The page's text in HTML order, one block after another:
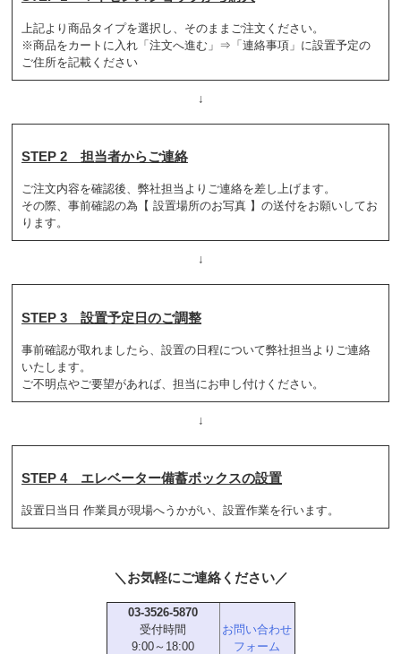
上記より商品タイプを選択し、そのままご注文ください。
※商品をカートに入れ「注文へ進む」⇒「連絡事項」に設置予定の
ご住所を記載ください
↓
STEP 2 担当者からご連絡
ご注文内容を確認後、弊社担当よりご連絡を差し上げます。
その際、事前確認の為【 設置場所のお写真 】の送付をお願いしてお
ります。
↓
STEP 3 設置予定日のご調整
事前確認が取れましたら、設置の日程について弊社担当よりご連絡
いたします。
ご不明点やご要望があれば、担当にお申し付けください。
↓
STEP 4 エレベーター備蓄ボックスの設置
設置日当日 作業員が現場へうかがい、設置作業を行います。
＼お気軽にご連絡ください／
03-3526-5870
受付時間
9:00～18:00
お問い合わせ
フォーム